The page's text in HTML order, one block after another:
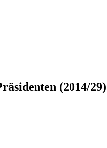
(2014/29)